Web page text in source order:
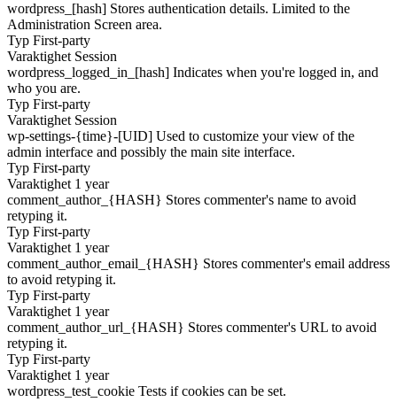
wordpress_[hash] Stores authentication details. Limited to the
Administration Screen area.
Typ First-party
Varaktighet Session
wordpress_logged_in_[hash] Indicates when you're logged in, and
who you are.
Typ First-party
Varaktighet Session
wp-settings-{time}-[UID] Used to customize your view of the
admin interface and possibly the main site interface.
Typ First-party
Varaktighet 1 year
comment_author_{HASH} Stores commenter's name to avoid
retyping it.
Typ First-party
Varaktighet 1 year
comment_author_email_{HASH} Stores commenter's email address
to avoid retyping it.
Typ First-party
Varaktighet 1 year
comment_author_url_{HASH} Stores commenter's URL to avoid
retyping it.
Typ First-party
Varaktighet 1 year
wordpress_test_cookie Tests if cookies can be set.